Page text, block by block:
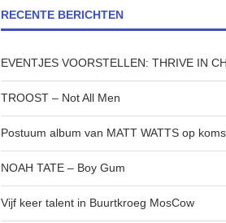
RECENTE BERICHTEN
EVENTJES VOORSTELLEN: THRIVE IN
TROOST – Not All Men
Postuum album van MATT WATTS op
NOAH TATE – Boy Gum
Vijf keer talent in Buurtkroeg MosCow